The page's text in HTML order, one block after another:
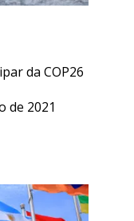
da COP26
de 2021